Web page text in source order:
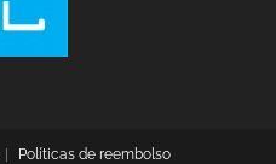
Políticas de reembolso